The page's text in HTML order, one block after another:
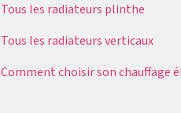
Tous les radiateurs plinthe
Tous les radiateurs verticaux
Comment choisir son chauffage